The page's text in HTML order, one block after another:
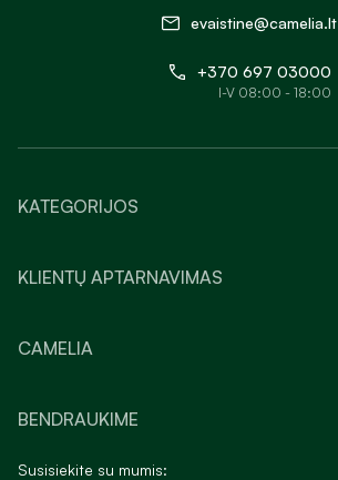
evaistine@camelia.lt
+370 697 03000
I-V 08:00 - 18:00
KATEGORIJOS
KLIENTŲ APTARNAVIMAS
CAMELIA
BENDRAUKIME
Susisiekite su mumis: